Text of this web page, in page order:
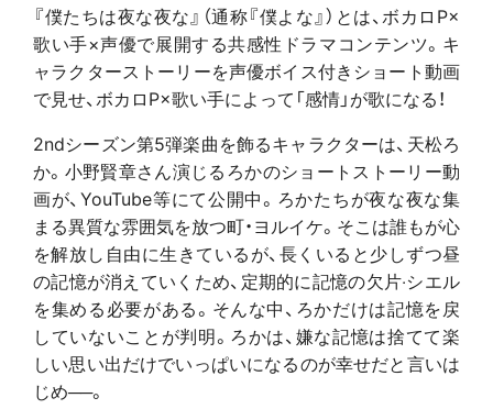
『僕たちは夜な夜な』（通称『僕よな』）とは、ボカロP×
歌い手×声優で展開する共感性ドラマコンテンツ。キ
ャラクターストーリーを声優ボイス付きショート動画
で見せ、ボカロP×歌い手によって「感情」が歌になる！
2ndシーズン第5弾楽曲を飾るキャラクターは、天松ろ
か。小野賢章さん演じるろかのショートストーリー動
画が、YouTube等にて公開中。ろかたちが夜な夜な集
まる異質な雰囲気を放つ町・ヨルイケ。そこは誰もが心
を解放し自由に生きているが、長くいると少しずつ昼
の記憶が消えていくため、定期的に記憶の欠片‧シエル
を集める必要がある。そんな中、ろかだけは記憶を戻
していないことが判明。ろかは、嫌な記憶は捨てて楽
しい思い出だけでいっぱいになるのが幸せだと言いは
じめ──。